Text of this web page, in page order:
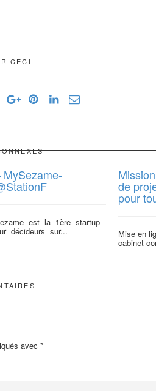
CECI
est la 1ère startup
décideurs sur...
de
pour
Mise en
cabinet
avec *